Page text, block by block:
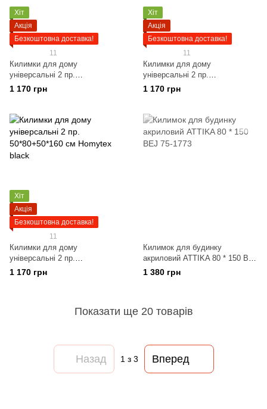
Хіт
Акція
Безкоштовна доставка!
11
Килимки для дому
універсальні 2 пр.
50*80+50*160 см Homytex
brown green
1 170 грн
Хіт
Акція
Безкоштовна доставка!
11
Килимки для дому
універсальні 2 пр.
50*80+50*160 см Homytex
beige-pudra
1 170 грн
Хіт
Акція
Безкоштовна доставка!
11
Килимки для дому
універсальні 2 пр.
50*80+50*160 см Homytex black
1 170 грн
Килимок для будинку
акриловий ATTIKA 80 * 150 BEJ
75-1773
1 380 грн
Показати ще 20 товарів
Назад 1 з 3 Вперед